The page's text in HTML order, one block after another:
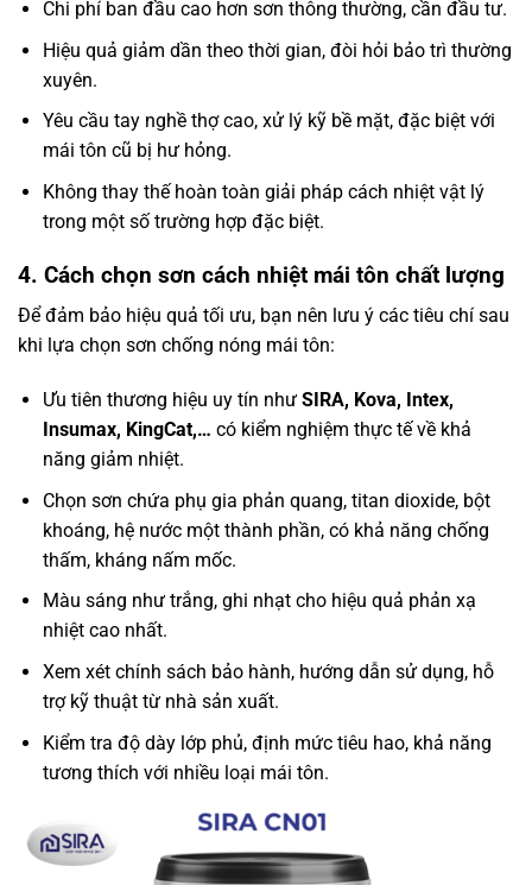
Chi phí ban đầu cao hơn sơn thông thường, cần đầu tư.
Hiệu quả giảm dần theo thời gian, đòi hỏi bảo trì thường
xuyên.
Yêu cầu tay nghề thợ cao, xử lý kỹ bề mặt, đặc biệt với
mái tôn cũ bị hư hỏng.
Không thay thế hoàn toàn giải pháp cách nhiệt vật lý
trong một số trường hợp đặc biệt.
4. Cách chọn sơn cách nhiệt mái tôn chất lượng
Để đảm bảo hiệu quả tối ưu, bạn nên lưu ý các tiêu chí sau
khi lựa chọn sơn chống nóng mái tôn:
Ưu tiên thương hiệu uy tín như SIRA, Kova, Intex,
Insumax, KingCat,… có kiểm nghiệm thực tế về khả
năng giảm nhiệt.
Chọn sơn chứa phụ gia phản quang, titan dioxide, bột
khoáng, hệ nước một thành phần, có khả năng chống
thấm, kháng nấm mốc.
Màu sáng như trắng, ghi nhạt cho hiệu quả phản xạ
nhiệt cao nhất.
Xem xét chính sách bảo hành, hướng dẫn sử dụng, hỗ
trợ kỹ thuật từ nhà sản xuất.
Kiểm tra độ dày lớp phủ, định mức tiêu hao, khả năng
tương thích với nhiều loại mái tôn.